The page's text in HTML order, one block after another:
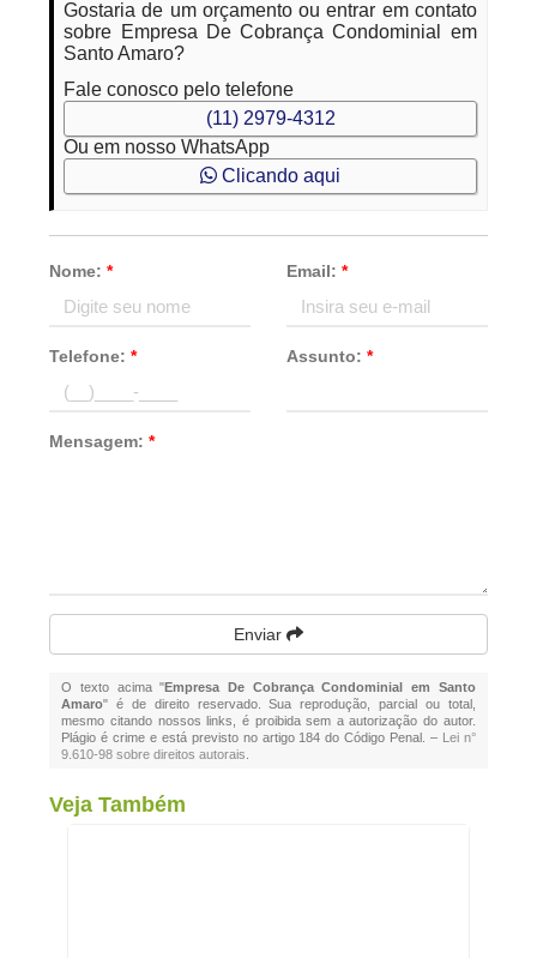
Gostaria de um orçamento ou entrar em contato
sobre Empresa De Cobrança Condominial em
Santo Amaro?
Fale conosco pelo telefone
(11) 2979-4312
Ou em nosso WhatsApp
Clicando aqui
Nome:* Email: *
Telefone:* Assunto: *
Mensagem:*
Enviar
O texto acima "Empresa De Cobrança Condominial em Santo
Amaro" é de direito reservado. Sua reprodução, parcial ou total,
mesmo citando nossos links, é proibida sem a autorização do autor.
Plágio é crime e está previsto no artigo 184 do Código Penal. – Lei n°
9.610-98 sobre direitos autorais
Veja Também